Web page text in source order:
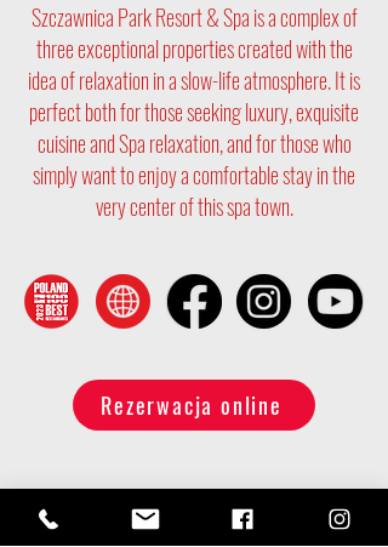
Szczawnica Park Resort & Spa is a complex of
three exceptional properties created with the
idea of relaxation in a slow-life atmosphere. It is
perfect both for those seeking luxury, exquisite
cuisine and Spa relaxation, and for those who
simply want to enjoy a comfortable stay in the
very center of this spa town.
Rezerwacja online